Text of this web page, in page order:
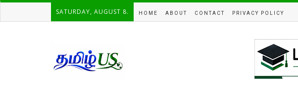
SATURDAY, AUGUST 8. HOME ABOUT CONTACT PRIVACY POLICY